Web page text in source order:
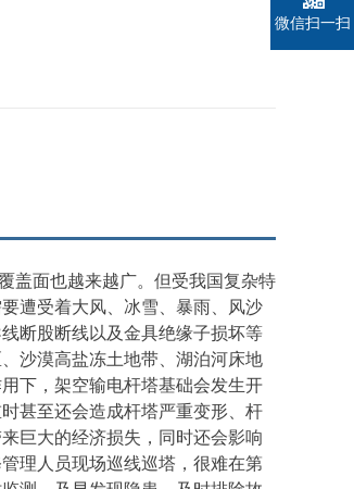
盖面也越来越广。但受我国复杂特
遭受着大风、冰雪、暴雨、风沙
断股断线以及金具绝缘子损坏等
沙漠高盐冻土地带、湖泊河床地
下，架空输电杆塔基础会发生开
甚至还会造成杆塔严重变形、杆
巨大的经济损失，同时还会影响
理人员现场巡线巡塔，很难在第
微信扫一扫